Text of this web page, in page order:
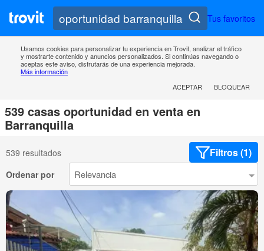
Tus favoritos
Usamos cookies para personalizar tu experiencia en Trovit, analizar el tráfico
y mostrarte contenido y anuncios personalizados. Si continúas navegando o
aceptas este aviso, disfrutarás de una experiencia mejorada.
Más información
ACEPTAR
BLOQUEAR
539 casas oportunidad en venta en
Barranquilla
539 resultados Filtros (1)
Ordenar por